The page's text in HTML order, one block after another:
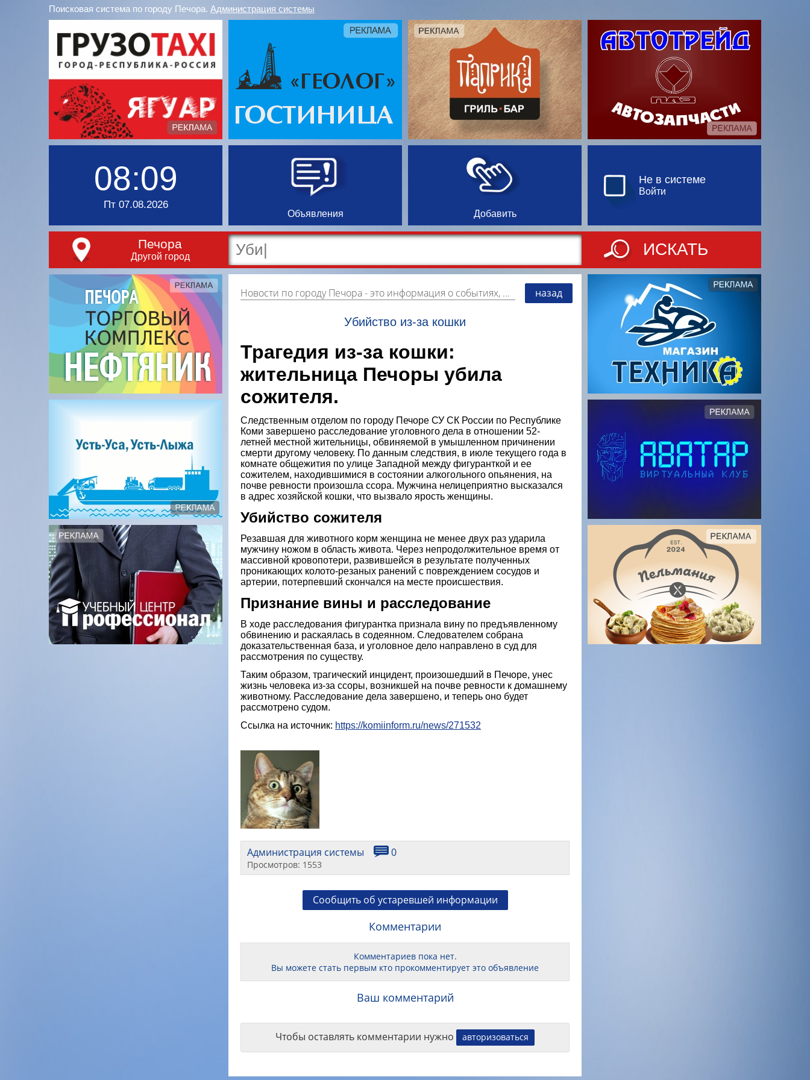
Поисковая система по городу Печора. Администрация системы
08:09
Пт 07.08.2026
Объявления Добавить
Не в системе
Войти
Печора
Другой город ИСКАТЬ
Новости по городу Печора- это информация о событиях, мероприятиях и торгово-коммерческой деятельности города. Страницу наполняют платные и бесплатные объявления, имеющие функцию "поднятия вверх списка". назад
Убийство из-за кошки
Трагедия из-за кошки:
жительница Печоры убила
сожителя.
Следственным отделом по городу Печоре СУ СК России по Республике
Коми завершено расследование уголовного дела в отношении 52-
летней местной жительницы, обвиняемой в умышленном причинении
смерти другому человеку. По данным следствия, в июле текущего года в
комнате общежития по улице Западной между фигуранткой и ее
сожителем, находившимися в состоянии алкогольного опьянения, на
почве ревности произошла ссора. Мужчина нелицеприятно высказался
в адрес хозяйской кошки, что вызвало ярость женщины.
Убийство сожителя
Резавшая для животного корм женщина не менее двух раз ударила
мужчину ножом в область живота. Через непродолжительное время от
массивной кровопотери, развившейся в результате полученных
проникающих колото-резаных ранений с повреждением сосудов и
артерии, потерпевший скончался на месте происшествия.
Признание вины и расследование
В ходе расследования фигурантка признала вину по предъявленному
обвинению и раскаялась в содеянном. Следователем собрана
доказательственная база, и уголовное дело направлено в суд для
рассмотрения по существу.
Таким образом, трагический инцидент, произошедший в Печоре, унес
жизнь человека из-за ссоры, возникшей на почве ревности к домашнему
животному. Расследование дела завершено, и теперь оно будет
рассмотрено судом.
Ссылка на источник: https://komiinform.ru/news/271532
Администрация системы 0
Просмотров: 1553
Сообщить об устаревшей информации
Комментарии
Комментариев пока нет.
Вы можете стать первым кто прокомментирует это объявление
Ваш комментарий
Чтобы оставлять комментарии нужно авторизоваться